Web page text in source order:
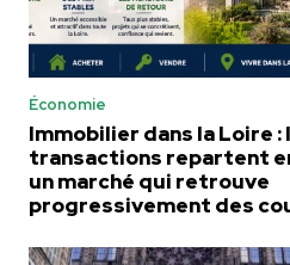
Économie
Immobilier dans la Loire :
transactions repartent
un marché qui retrouve
progressivement des